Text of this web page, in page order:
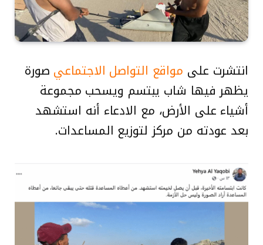
انتشرت على مواقع التواصل الاجتماعي صورة
يظهر فيها شاب يبتسم ويسحب مجموعة
أشياء على الأرض، مع الادعاء أنه استشهد
بعد عودته من مركز لتوزيع المساعدات.